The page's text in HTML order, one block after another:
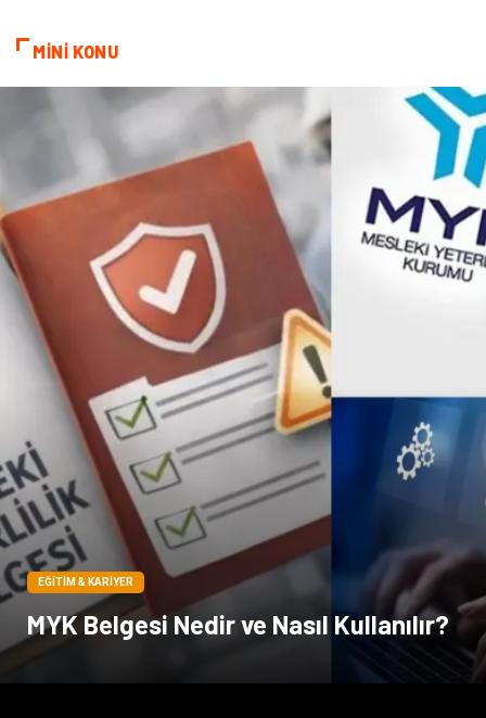
Yazı Tahtaları
Pet Malzemeleri
MİNİ KONU
EĞITIM & KARIYER
MYK Belgesi Nedir ve Nasıl Kullanılır?